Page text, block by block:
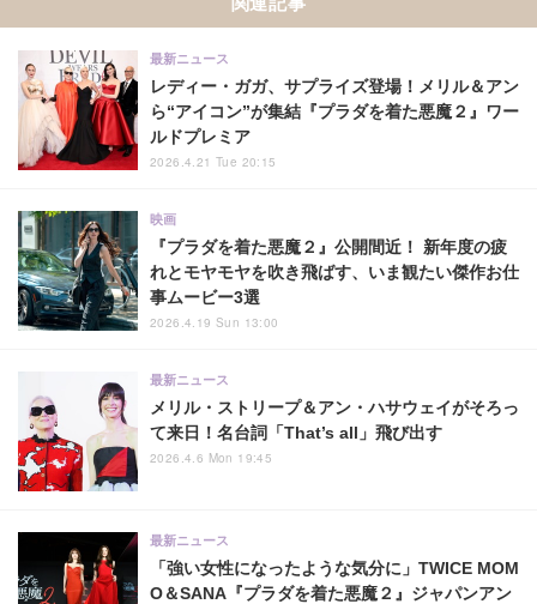
レディー・ガガ、サプライズ登場！メリル＆アン
ら“アイコン”が集結『プラダを着た悪魔２』ワー
ルドプレミア
最新ニュース
2026.4.21 Tue 20:15
『プラダを着た悪魔２』公開間近！ 新年度の疲
れとモヤモヤを吹き飛ばす、いま観たい傑作お仕
事ムービー3選
映画
2026.4.19 Sun 13:00
メリル・ストリープ＆アン・ハサウェイがそろっ
て来日！名台詞「That’s all」飛び出す
最新ニュース
2026.4.6 Mon 19:45
「強い女性になったような気分に」TWICE MOM
O＆SANA『プラダを着た悪魔２』ジャパンアン
最新ニュース